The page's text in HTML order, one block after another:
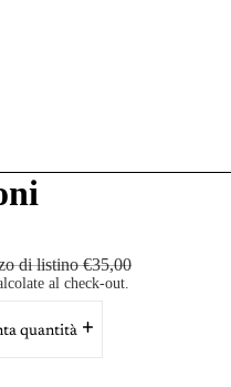
di listino€35,00
al check-out.
quantità